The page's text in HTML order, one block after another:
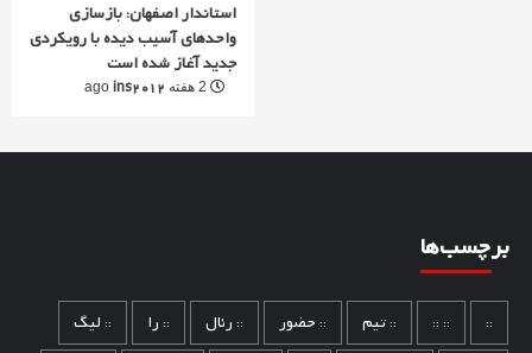
استاندار اصفهان: بازسازی
واحدهای آسیب دیده با رویکردی
جدید آغاز شده است
ins2012
برچسب‌ها
::
:: :: :: تیم :: حضور :: رئال :: را :: لیگ